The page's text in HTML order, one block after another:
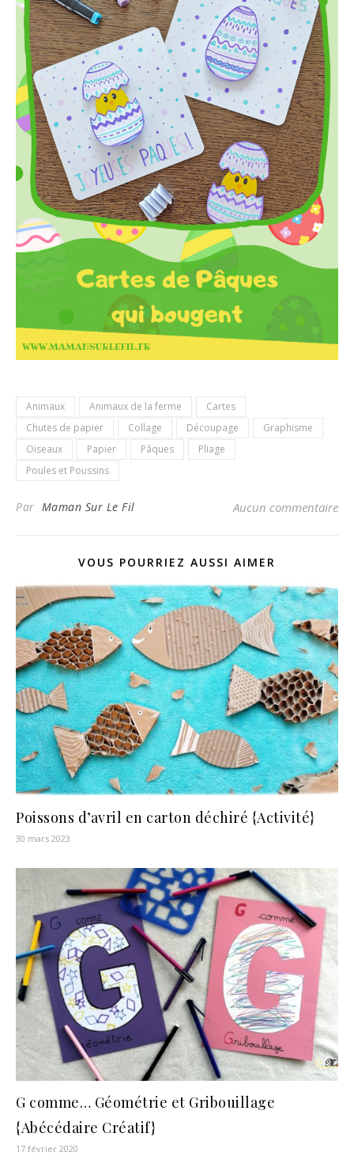
Animaux Animaux de la ferme
Cartes
Chutes de papier
Collage Découpage
Graphisme
Oiseaux
Papier Pâques
Pliage
Poules et Poussins
Par Maman Sur Le Fil Aucun commentaire
VOUS POURRIEZ AUSSI AIMER
Poissons d’avril en carton déchiré {Activité}
30 mars 2023
G comme… Géométrie et Gribouillage
{Abécédaire Créatif}
17 février 2020